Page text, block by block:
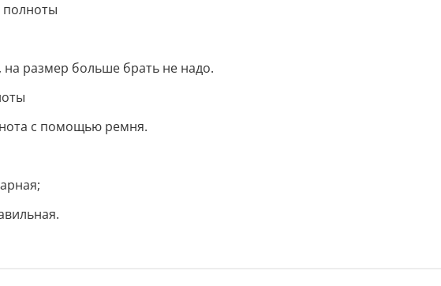
размер больше брать не надо.
с помощью ремня.